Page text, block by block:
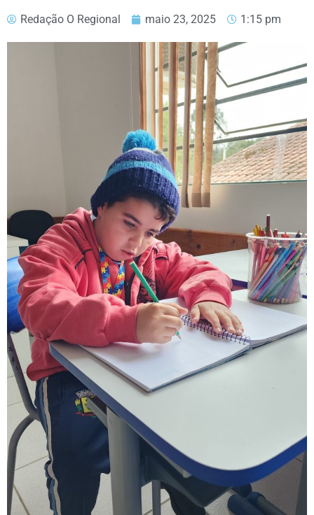
Redação O Regional maio 23, 2025 1:15 pm